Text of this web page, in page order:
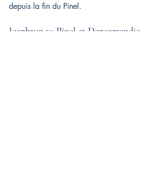
depuis la fin du Pinel.
Jeanbrun vs Pinel et Denormandie